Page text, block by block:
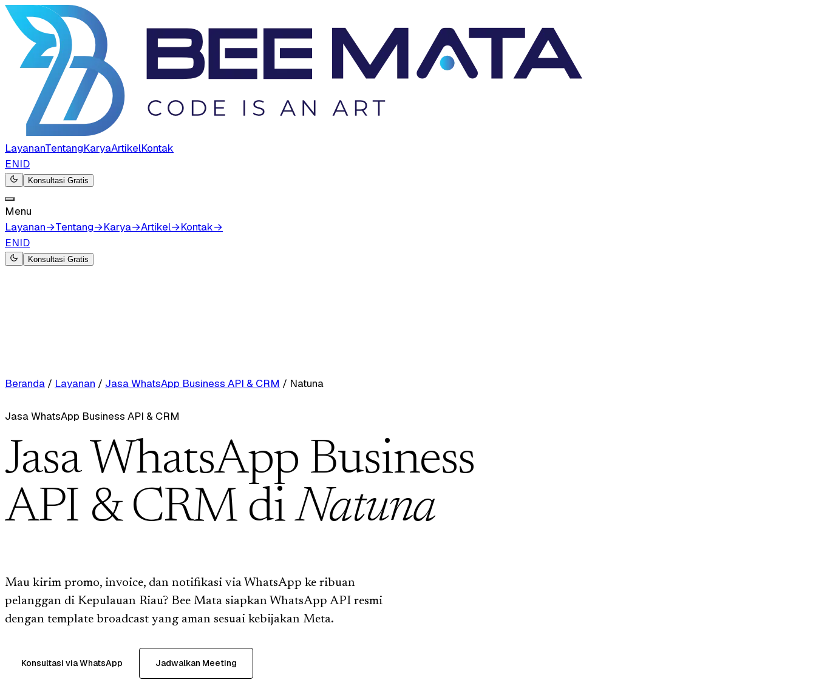
LayananTentangKaryaArtikelKontak
ENID
Konsultasi Gratis
Menu
Layanan→Tentang→Karya→Artikel→Kontak→
ENID
Konsultasi Gratis
Beranda / Layanan / Jasa WhatsApp Business API & CRM / Natuna
Jasa WhatsApp Business API & CRM
Jasa WhatsApp Business
API & CRM diNatuna
Mau kirim promo, invoice, dan notifikasi via WhatsApp ke ribuan
pelanggan di Kepulauan Riau? Bee Mata siapkan WhatsApp API resmi
dengan template broadcast yang aman sesuai kebijakan Meta.
Konsultasi via WhatsApp Jadwalkan Meeting